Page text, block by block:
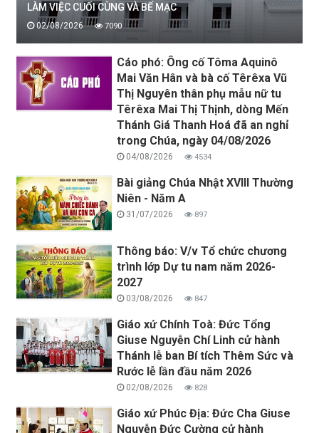
LÀM VIỆC CUỐI CÙNG VÀ BẾ MẠC
02/08/2026 7090
Cáo phó: Ông cố Tôma Aquinô
Mai Văn Hân và bà cố Têrêxa Vũ
Thị Nguyên thân phụ mẫu nữ tu
Têrêxa Mai Thị Thịnh, dòng Mến
Thánh Giá Thanh Hoá đã an nghỉ
trong Chúa, ngày 04/08/2026
04/08/2026 4534
Bài giảng Chúa Nhật XVIII Thường
Niên - Năm A
31/07/2026 897
Thông báo: V/v Tổ chức chương
trình lớp Dự tu nam năm 2026-
2027
03/08/2026 847
Giáo xứ Chính Toà: Đức Tổng
Giuse Nguyễn Chí Linh cử hành
Thánh lễ ban Bí tích Thêm Sức và
Rước lễ lần đầu năm 2026
02/08/2026 828
Giáo xứ Phúc Địa: Đức Cha Giuse
Nguyễn Đức Cường cử hành